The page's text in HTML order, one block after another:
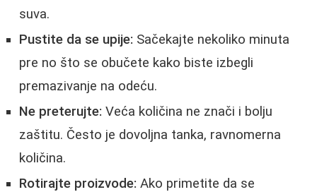
suva.
Pustite da se upije: Sačekajte nekoliko minuta
pre no što se obučete kako biste izbegli
premazivanje na odeću.
Ne preterujte: Veća količina ne znači i bolju
zaštitu. Često je dovoljna tanka, ravnomerna
količina.
Rotirajte proizvode: Ako primetite da se